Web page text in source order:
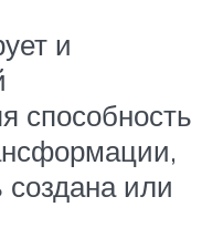
и
способность
или